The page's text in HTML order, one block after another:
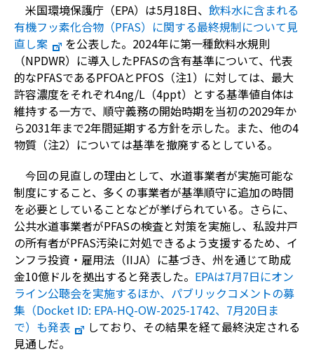
米国環境保護庁（EPA）は5月18日、 飲料水に含まれる
有機フッ素化合物（PFAS）に関する最終規制について見
直し案
を公表した。2024年に第一種飲料水規則
（NPDWR）に導入したPFASの含有基準について、代表
的なPFASであるPFOAとPFOS（注1）に対しては、最大
許容濃度をそれぞれ4ng/L（4ppt）とする基準値自体は
維持する一方で、順守義務の開始時期を当初の2029年か
ら2031年まで2年間延期する方針を示した。また、他の4
物質（注2）については基準を撤廃するとしている。
今回の見直しの理由として、水道事業者が実施可能な
制度にすること、多くの事業者が基準順守に追加の時間
を必要としていることなどが挙げられている。さらに、
公共水道事業者がPFASの検査と対策を実施し、私設井戸
の所有者がPFAS汚染に対処できるよう支援するため、イ
ンフラ投資・雇用法（IIJA）に基づき、州を通じて助成
金10億ドルを拠出すると発表した。 EPAは7月7日にオン
ライン公聴会を実施するほか、パブリックコメントの募
集（Docket ID: EPA-HQ-OW-2025-1742、7月20日ま
で）も発表
しており、その結果を経て最終決定される
見通しだ。